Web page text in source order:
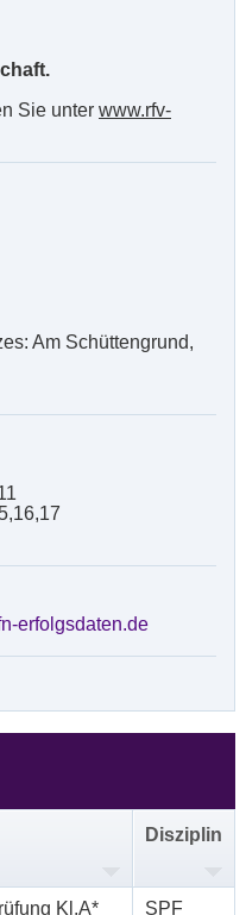
Sie unter www.rfv-
Am Schüttengrund,
erfolgsdaten.de
Disziplin
Kl.A*
SPF